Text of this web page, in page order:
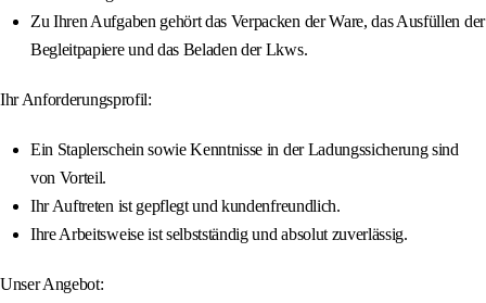
Zu Ihren Aufgaben gehört das Verpacken der Ware, das Ausfüllen der
Begleitpapiere und das Beladen der Lkws.
Ihr Anforderungsprofil:
Ein Staplerschein sowie Kenntnisse in der Ladungssicherung sind
von Vorteil.
Ihr Auftreten ist gepflegt und kundenfreundlich.
Ihre Arbeitsweise ist selbstständig und absolut zuverlässig.
Unser Angebot: